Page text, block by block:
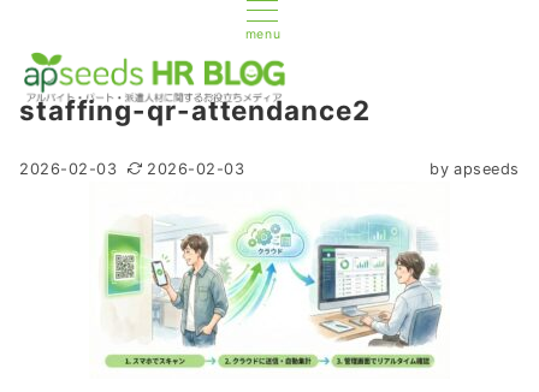
menu
staffing-qr-attendance2
2026-02-03 2026-02-03 by apseeds